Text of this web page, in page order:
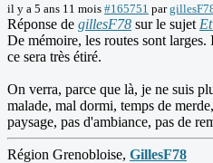
il y a 5 ans 11 mois #165751 par
Réponse de gillesF78 sur le sujet
De mémoire, les routes sont
ce sera très étiré.
On verra, parce que là, je ne suis
malade, mal dormi, temps de
paysage, pas d'ambiance, pas de
Région Grenobloise, GillesF78